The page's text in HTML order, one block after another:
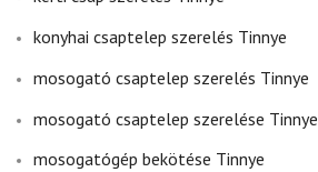
konyhai csaptelep szerelés Tinnye
mosogató csaptelep szerelés Tinnye
mosogató csaptelep szerelése Tinnye
mosogatógép bekötése Tinnye